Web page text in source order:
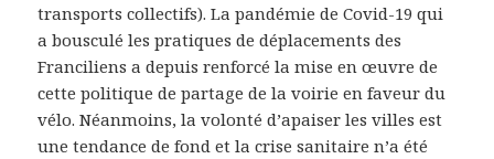
transports collectifs). La pandémie de Covid-19 qui
a bousculé les pratiques de déplacements des
Franciliens a depuis renforcé la mise en œuvre de
cette politique de partage de la voirie en faveur du
vélo. Néanmoins, la volonté d’apaiser les villes est
une tendance de fond et la crise sanitaire n’a été